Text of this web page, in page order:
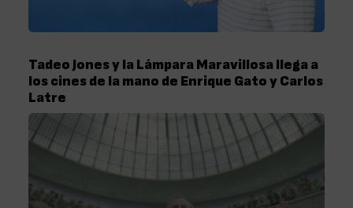
Tadeo Jones y la Lámpara Maravillosa llega a
los cines de la mano de Enrique Gato y Carlos
Latre